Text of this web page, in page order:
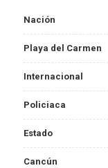
Nación
Playa del Carmen
Internacional
Policiaca
Estado
Cancún